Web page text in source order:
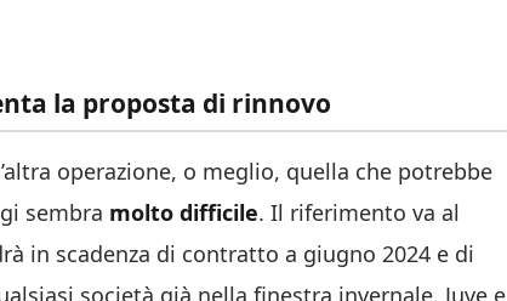
la proposta di rinnovo
operazione, o meglio, quella che potrebbe
sembra molto difficile. Il riferimento va al
in scadenza di contratto a giugno 2024 e di
società già nella finestra invernale. Juve e